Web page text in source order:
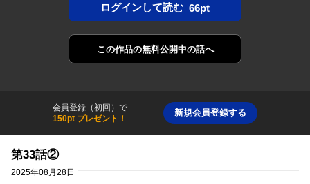
ログインして読む 66pt
この作品の無料公開中の話へ
会員登録（初回）で
150pt プレゼント！
新規会員登録する
第33話②
2025年08月28日